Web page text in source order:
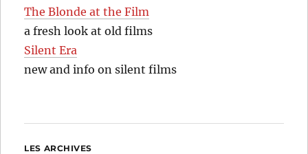
The Blonde at the Film
a fresh look at old films
Silent Era
new and info on silent films
LES ARCHIVES